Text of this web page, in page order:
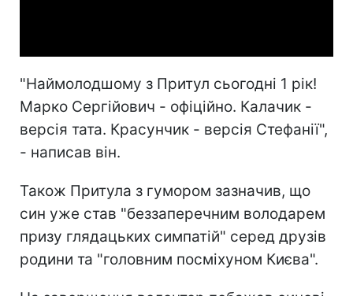
"Наймолодшому з Притул сьогодні 1 рік!
Марко Сергійович - офіційно. Калачик -
версія тата. Красунчик - версія Стефанії",
- написав він.
Також Притула з гумором зазначив, що
син уже став "беззаперечним володарем
призу глядацьких симпатій" серед друзів
родини та "головним посміхуном Києва".